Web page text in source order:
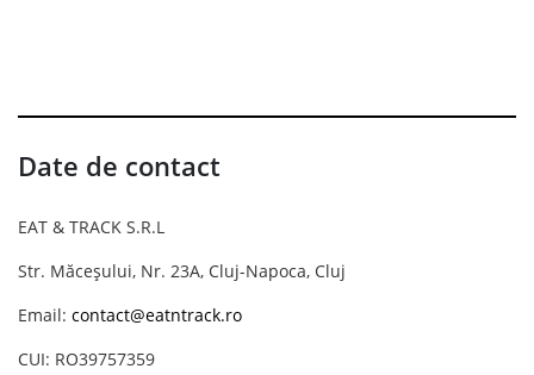
Date de contact
EAT & TRACK S.R.L
Str. Măceșului, Nr. 23A, Cluj-Napoca, Cluj
Email: contact@eatntrack.ro
CUI: RO39757359